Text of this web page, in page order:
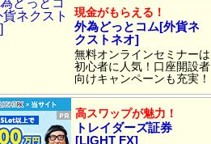
現金がもらえる！
外為どっとコム[外貨ネ
クストネオ]
無料オンラインセミナーは
初心者に人気！口座開設者
向けキャンペーンも充実！
高スワップが魅力！
トレイダーズ証券
[LIGHT FX]